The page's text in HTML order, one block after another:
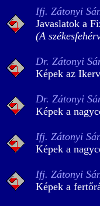
Ifj. Zátonyi
Javaslatok a
(A
Dr. Zátonyi
Képek az
Dr. Zátonyi
Képek a
Ifj. Zátonyi
Képek a
Ifj. Zátonyi
Képek a